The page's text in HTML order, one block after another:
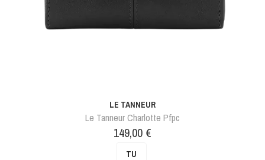
LE TANNEUR
Le Tanneur Charlotte Pfpc
Prix
149,00 €
TU